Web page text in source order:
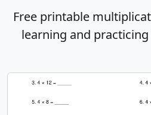
Free printable
learning and